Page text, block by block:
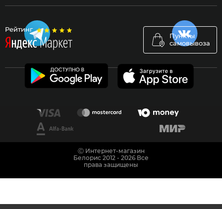
Рейтинг
Пункты
самовывоза
Ⓒ Интернет-магазин
Белорис 2012 - 2026 Все
права защищены